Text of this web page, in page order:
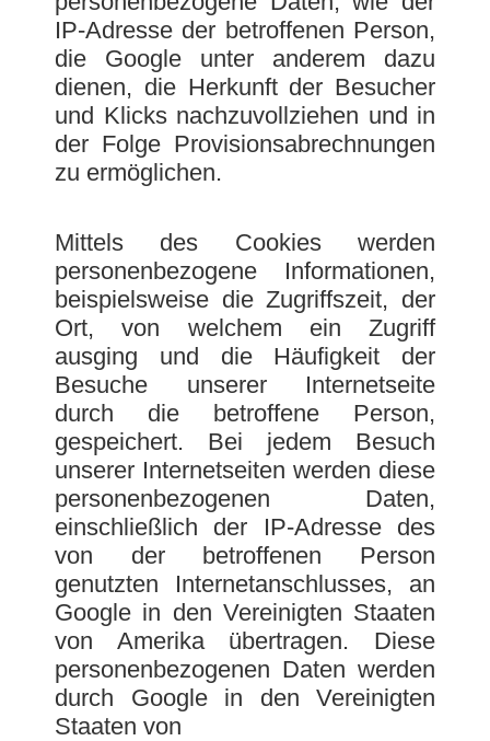
IP-Adresse der betroffenen Person,
die Google unter anderem dazu
dienen, die Herkunft der Besucher
und Klicks nachzuvollziehen und in
der Folge Provisionsabrechnungen
zu ermöglichen.
Mittels des Cookies werden
personenbezogene Informationen,
beispielsweise die Zugriffszeit, der
Ort, von welchem ein Zugriff
ausging und die Häufigkeit der
Besuche unserer Internetseite
durch die betroffene Person,
gespeichert. Bei jedem Besuch
unserer Internetseiten werden diese
personenbezogenen Daten,
einschließlich der IP-Adresse des
von der betroffenen Person
genutzten Internetanschlusses, an
Google in den Vereinigten Staaten
von Amerika übertragen. Diese
personenbezogenen Daten werden
durch Google in den Vereinigten
Staaten von